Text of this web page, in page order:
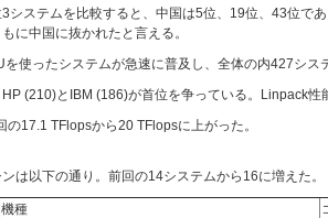
システムを比較すると、中国は5位、19位、43位で
に中国に抜かれたと言える。
使ったシステムが急速に普及し、全体の内427シ
(210)とIBM (186)が首位を争っている。Linpack
17.1 TFlopsから20 TFlopsに上がった。
は以下の通り。前回の14システムから16に増えた。
機種